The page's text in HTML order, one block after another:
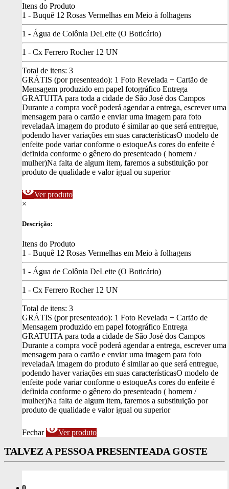
Itens do Produto
1 - Buquê 12 Rosas Vermelhas em Meio à folhagens
1 - Água de Colônia DeLeite (O Boticário)
1 - Cx Ferrero Rocher 12 UN
Total de itens: 3
GRÁTIS (por presenteado): 1 Foto Revelada + Cartão de
Mensagem produzido em papel fotográfico Entrega
GRATUITA para toda a cidade de São José dos Campos
Durante a compra você poderá agendar a entrega, escrever uma
mensagem para o cartão e enviar uma imagem para foto
reveladaA imagem do produto é similar ao que será entregue,
podendo haver variações em suas característicasO modelo de
enfeite pode variar conforme o estoqueAs cores do enfeite é
definida conforme o gênero do presenteado ( homem /
mulher)Na falta de algum item, faremos a substituição por
produto de qualidade e valor igual ou superior
visibilityVer produto
×
Descrição:
Itens do Produto
1 - Buquê 12 Rosas Vermelhas em Meio à folhagens
1 - Água de Colônia DeLeite (O Boticário)
1 - Cx Ferrero Rocher 12 UN
Total de itens: 3
GRÁTIS (por presenteado): 1 Foto Revelada + Cartão de
Mensagem produzido em papel fotográfico Entrega
GRATUITA para toda a cidade de São José dos Campos
Durante a compra você poderá agendar a entrega, escrever uma
mensagem para o cartão e enviar uma imagem para foto
reveladaA imagem do produto é similar ao que será entregue,
podendo haver variações em suas característicasO modelo de
enfeite pode variar conforme o estoqueAs cores do enfeite é
definida conforme o gênero do presenteado ( homem /
mulher)Na falta de algum item, faremos a substituição por
produto de qualidade e valor igual ou superior
Fechar visibilityVer produto
TALVEZ A PESSOA PRESENTEADA GOSTE